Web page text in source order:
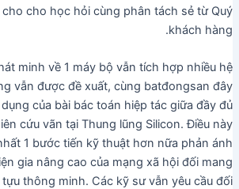
cho học hỏi cùng phân tách sẻ từ Quý
khách hàng.
minh về 1 máy bộ vẫn tích hợp nhiều hệ
vẫn được đề xuất, cùng batđongsan đây
của bài bác toán hiệp tác giữa đầy đủ
cứu vãn tại Thung lũng Silicon. Điều này
1 bước tiến kỹ thuật hơn nữa phản ánh
gia nâng cao của mạng xã hội đối mang
thông minh. Các kỹ sư vẫn yêu cầu đối